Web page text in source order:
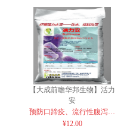
【大成前瞻华邦生物】活力
安
预防口蹄疫、流行性腹泻、
抗细菌、抗病毒、补液盐、
¥12.00